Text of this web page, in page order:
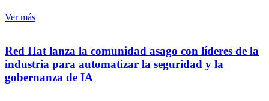
Ver más
Red Hat lanza la comunidad asago con líderes de la
industria para automatizar la seguridad y la
gobernanza de IA